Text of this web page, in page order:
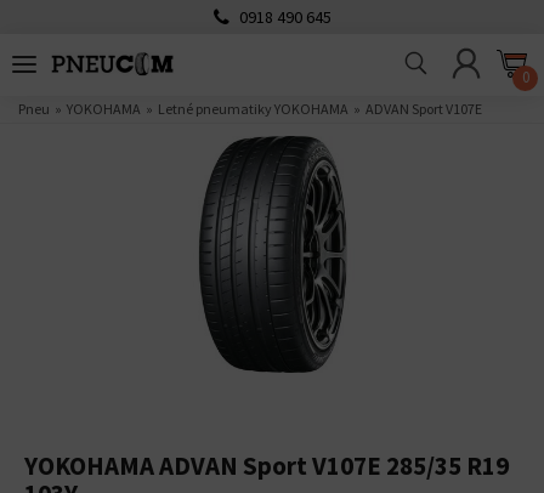
0918 490 645
0
Pneu YOKOHAMA Letné pneumatiky YOKOHAMA ADVAN Sport V107E
YOKOHAMA ADVAN Sport V107E 285/35 R19